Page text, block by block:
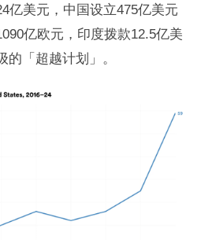
亿美元，中国设立475亿美元
亿欧元，印度拨款12.5亿美
的「超越计划」。